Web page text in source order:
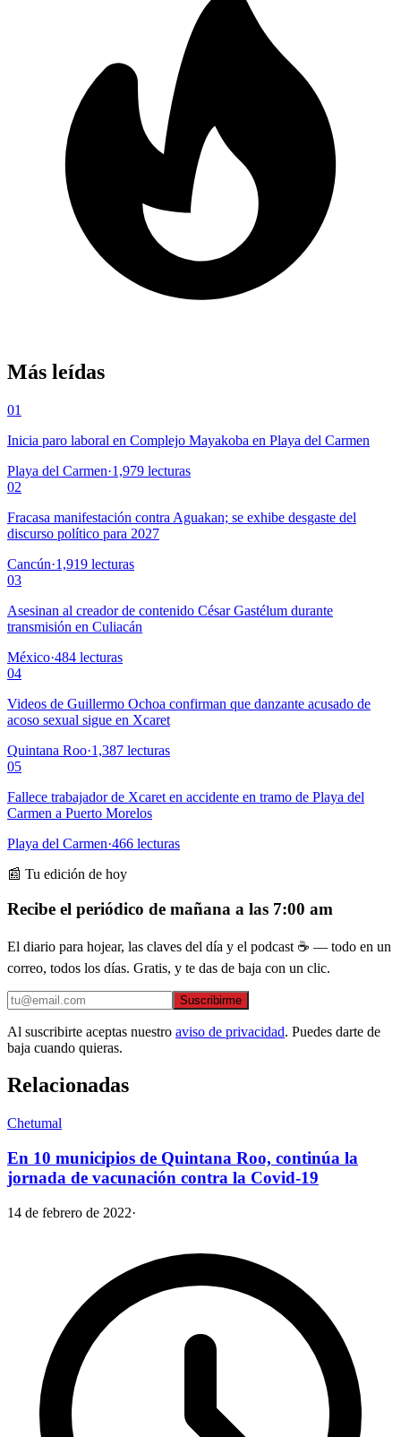
Más leídas
01
Inicia paro laboral en Complejo Mayakoba en Playa del Carmen
Playa del Carmen·1,979 lecturas
02
Fracasa manifestación contra Aguakan; se exhibe desgaste del
discurso político para 2027
Cancún·1,919 lecturas
03
Asesinan al creador de contenido César Gastélum durante
transmisión en Culiacán
México·484 lecturas
04
Videos de Guillermo Ochoa confirman que danzante acusado de
acoso sexual sigue en Xcaret
Quintana Roo·1,387 lecturas
05
Fallece trabajador de Xcaret en accidente en tramo de Playa del
Carmen a Puerto Morelos
Playa del Carmen·466 lecturas
📰 Tu edición de hoy
Recibe el periódico de mañana a las 7:00 am
El diario para hojear, las claves del día y el podcast ☕ — todo en un
correo, todos los días. Gratis, y te das de baja con un clic.
Suscribirme
Al suscribirte aceptas nuestro aviso de privacidad. Puedes darte de
baja cuando quieras.
Relacionadas
Chetumal
En 10 municipios de Quintana Roo, continúa la
jornada de vacunación contra la Covid-19
14 de febrero de 2022·